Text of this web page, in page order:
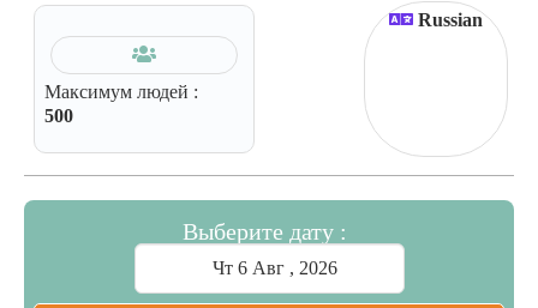
Максимум людей :
500
Russian
Выберите дату :